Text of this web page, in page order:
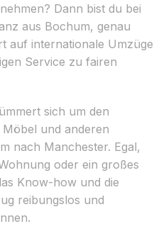
Dann bist du bei
aus Bochum, genau
auf internationale Umzüge
Service zu fairen
sich um den
und anderen
nach Manchester. Egal,
oder ein großes
Know-how und die
reibungslos und